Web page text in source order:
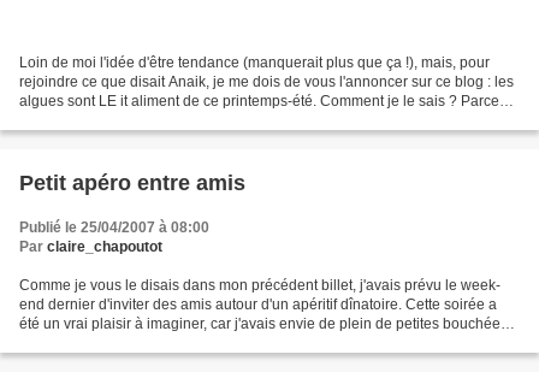
Loin de moi l'idée d'être tendance (manquerait plus que ça !), mais, pour
rejoindre ce que disait Anaik, je me dois de vous l'annoncer sur ce blog : les
algues sont LE it aliment de ce printemps-été. Comment je le sais ? Parce
Petit apéro entre amis
Publié le 25/04/2007 à 08:00
Par claire_chapoutot
Comme je vous le disais dans mon précédent billet, j'avais prévu le week-
end dernier d'inviter des amis autour d'un apéritif dînatoire. Cette soirée a
été un vrai plaisir à imaginer, car j'avais envie de plein de petites bouchées